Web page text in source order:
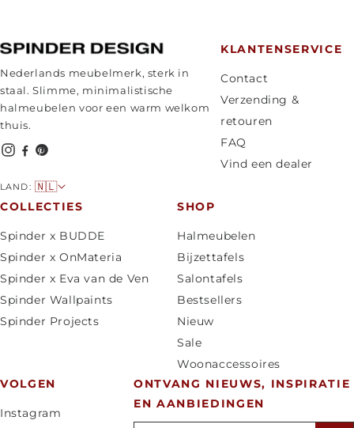
Nederlands meubelmerk, sterk in
staal. Slimme, minimalistische
halmeubelen voor een warm welkom
thuis.
LAND: L
a
/
r
e
g
🇳🇱
KLANTENSERVICE
Contact
Verzending &
retouren
FAQ
Vind een dealer
COLLECTIES
Spinder x BUDDE
Spinder x OnMateria
Spinder x Eva van de Ven
Spinder Wallpaints
Spinder Projects
SHOP
Halmeubelen
Bijzettafels
Salontafels
Bestsellers
Nieuw
Sale
Woonaccessoires
VOLGEN
Instagram
ONTVANG NIEUWS, INSPIRATIE
EN AANBIEDINGEN